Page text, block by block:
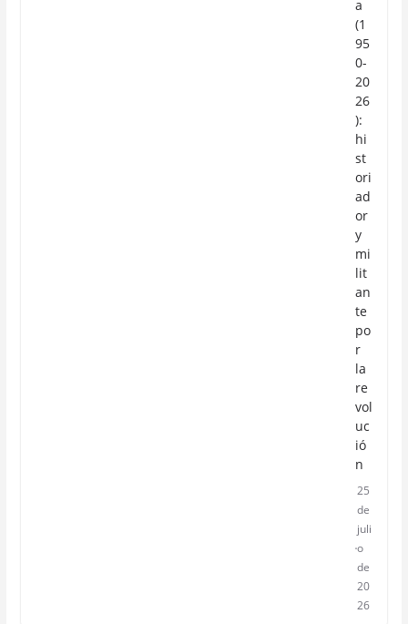
a
(1
95
0-
20
26
):
hi
st
ori
ad
or
y
mi
lit
an
te
po
r
la
re
vol
uc
ió
n
25
de
juli
o
de
20
26